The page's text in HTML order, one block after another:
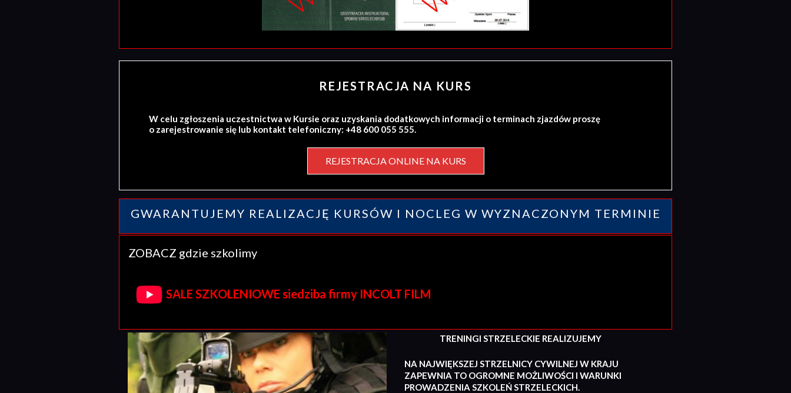
REJESTRACJA NA KURS
W celu zgłoszenia uczestnictwa w Kursie oraz uzyskania dodatkowych informacji o terminach zjazdów proszę
o zarejestrowanie się lub kontakt telefoniczny: +48 600 055 555.
REJESTRACJA ONLINE NA KURS
GWARANTUJEMY REALIZACJĘ KURSÓW I NOCLEG W WYZNACZONYM TERMINIE
ZOBACZ gdzie szkolimy
SALE SZKOLENIOWE siedziba firmy INCOLT FILM
TRENINGI STRZELECKIE REALIZUJEMY
NA NAJWIĘKSZEJ STRZELNICY CYWILNEJ W KRAJU
ZAPEWNIA TO OGROMNE MOŻLIWOŚCI I WARUNKI
PROWADZENIA SZKOLEŃ STRZELECKICH.